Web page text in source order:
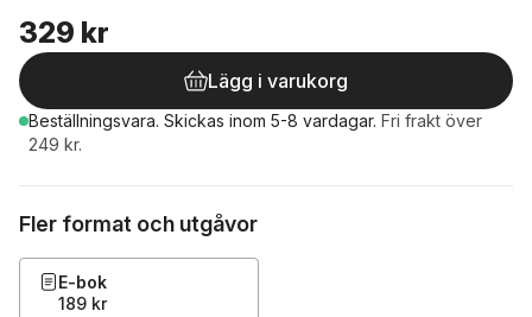
329 kr
Lägg i varukorg
Beställningsvara. Skickas inom 5-8 vardagar. Fri frakt över
249 kr.
Fler format och utgåvor
E-bok
189 kr